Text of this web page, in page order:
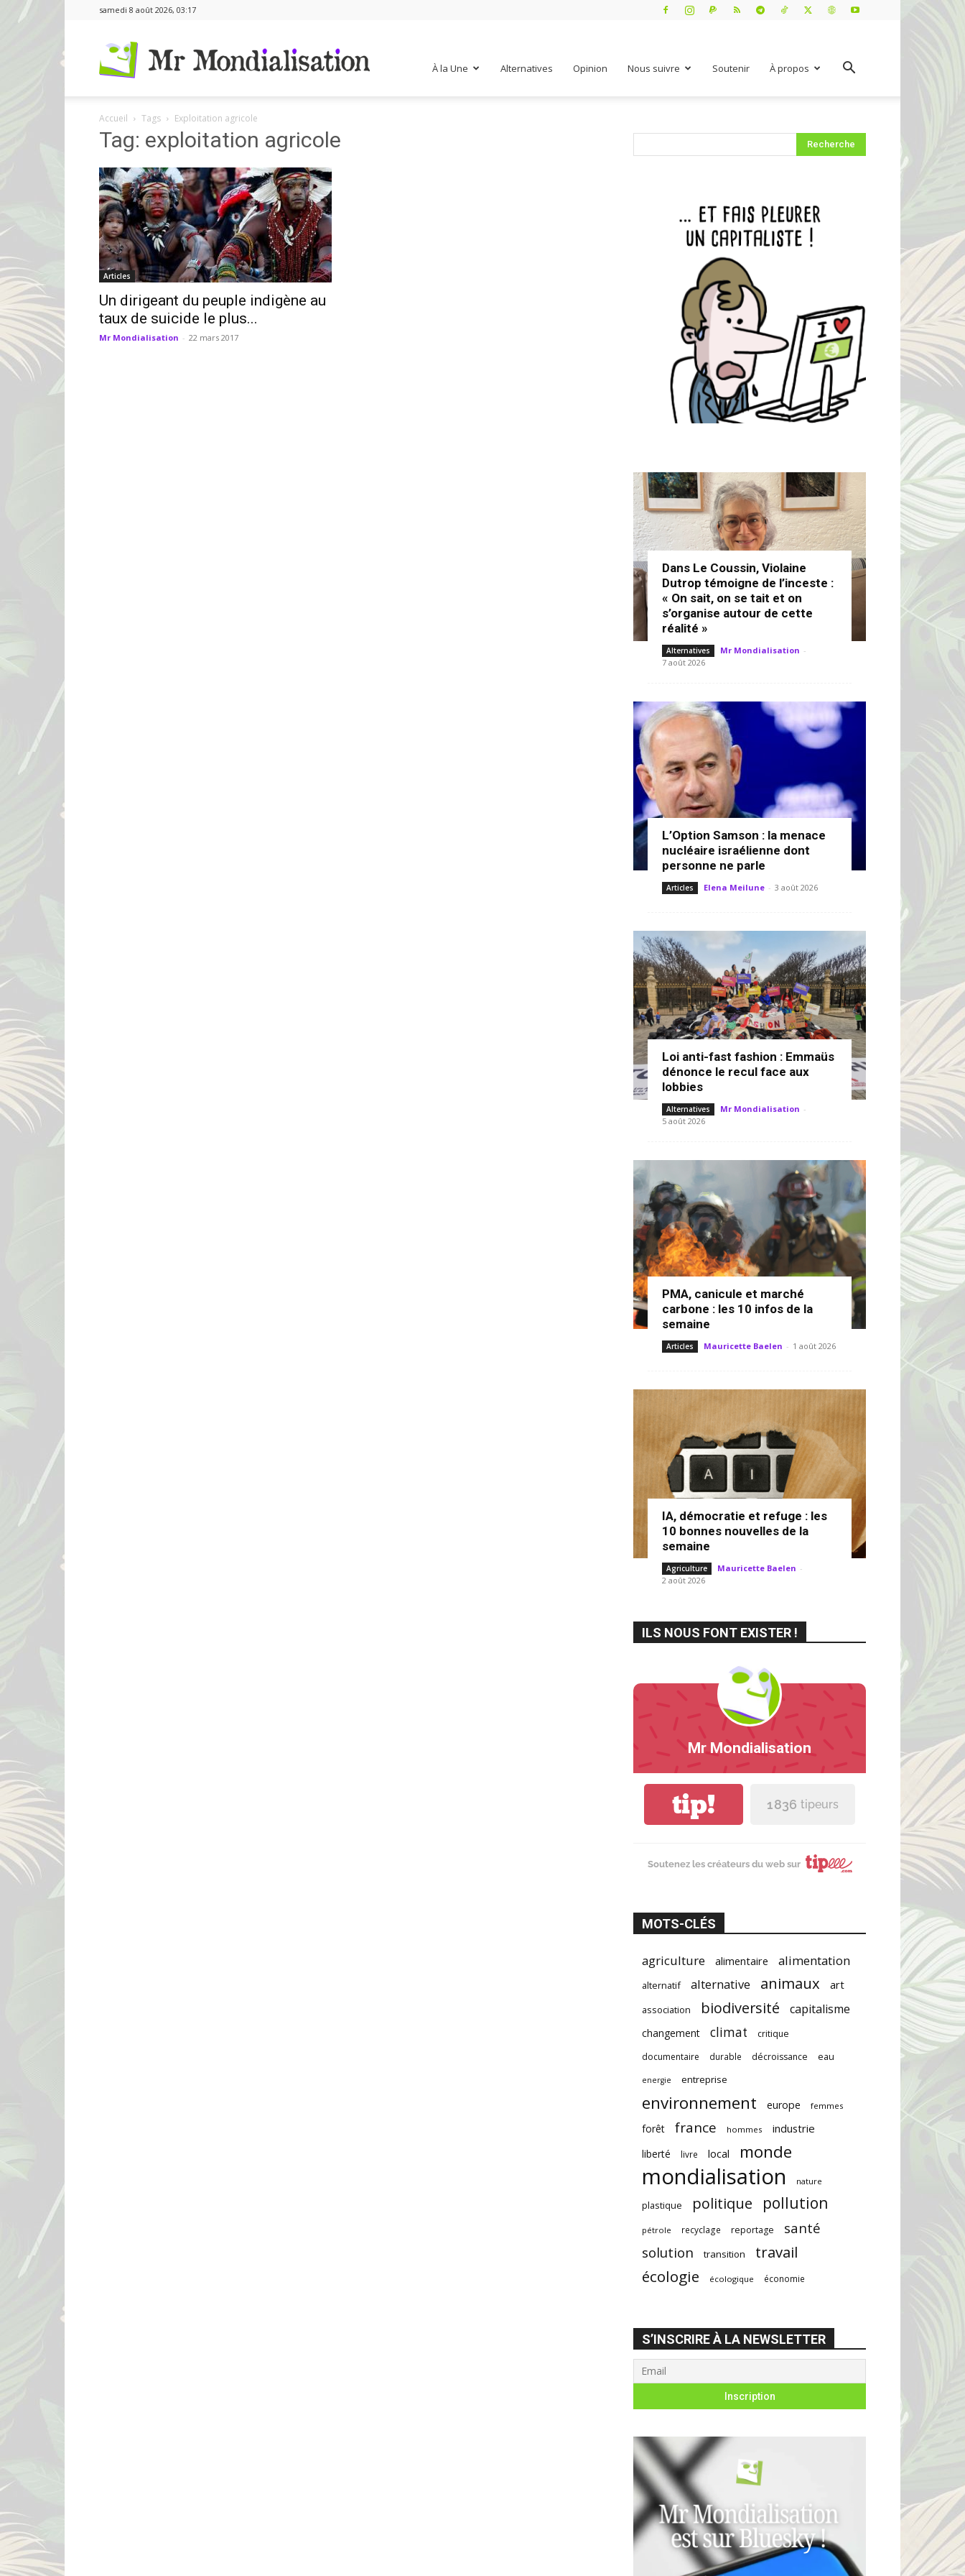
samedi 8 août 2026, 03:17
À la Une Alternatives Opinion Nous suivre Soutenir À propos
Accueil Tags Exploitation agricole
Tag: exploitation agricole
Articles
Un dirigeant du peuple indigène au
taux de suicide le plus...
Mr Mondialisation - 22 mars 2017
Dans Le Coussin, Violaine
Dutrop témoigne de l’inceste :
« On sait, on se tait et on
s’organise autour de cette
réalité »
Alternatives Mr Mondialisation -
7 août 2026
L’Option Samson : la menace
nucléaire israélienne dont
personne ne parle
Articles Elena Meilune - 3 août 2026
Loi anti-fast fashion : Emmaüs
dénonce le recul face aux
lobbies
Alternatives Mr Mondialisation -
5 août 2026
PMA, canicule et marché
carbone : les 10 infos de la
semaine
Articles Mauricette Baelen - 1 août 2026
IA, démocratie et refuge : les
10 bonnes nouvelles de la
semaine
Agriculture Mauricette Baelen -
2 août 2026
ILS NOUS FONT EXISTER !
Mr Mondialisation
tip! 1 836 tipeurs
Soutenez les créateurs du web sur
MOTS-CLÉS
agriculture alimentaire alimentation
alternatif alternative animaux art
association biodiversité capitalisme
changement climat
critique
documentaire
durable décroissance eau
energie entreprise
environnement europe femmes
forêt france hommes industrie
liberté livre local monde
mondialisation nature
plastique politique pollution
pétrole recyclage reportage
santé
solution
transition
travail
écologie
écologique économie
S’INSCRIRE À LA NEWSLETTER